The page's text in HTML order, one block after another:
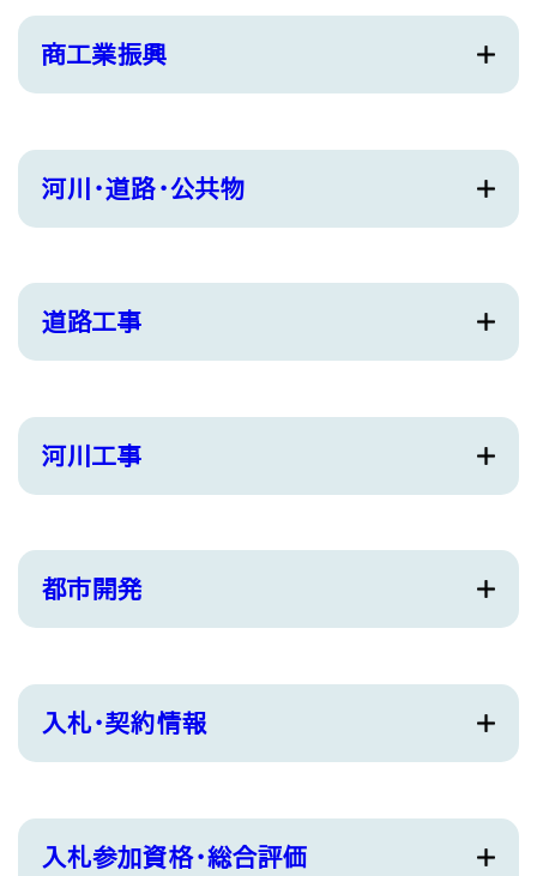
商工業振興
河川・道路・公共物
道路工事
河川工事
都市開発
入札・契約情報
入札参加資格・総合評価